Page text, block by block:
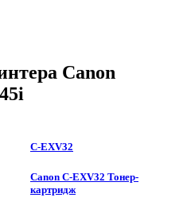
Canon
C-EXV32
Canon C-EXV32 Тонер-
картридж